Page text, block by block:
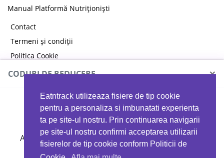
Eatntrack utilizeaza fisiere de tip cookie
pentru a personaliza si imbunatati experienta
ta pe site-ul nostru. Prin continuarea navigarii
pe site-ul nostru confirmi acceptarea utilizarii
fisierelor de tip cookie conform Politicii de
Manual Platformă Nutriționiști
Contact
Termeni și condiții
Politica Cookie
Politica de confidențialitate
CODURI DE REDUCERE ×
MYPROTEIN
Ai 40%reducere la orice comandă folosind codul
EATTRACK